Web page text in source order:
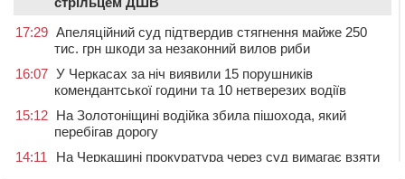
17:29 Апеляційний суд підтвердив стягнення майже 250
тис. грн шкоди за незаконний вилов риби
16:07 У Черкасах за ніч виявили 15 порушників
комендантської години та 10 нетверезих водіїв
15:12 На Золотоніщині водійка збила пішохода, який
перебігав дорогу
14:11
На Черкащині прокуратура через суд вимагає взяти